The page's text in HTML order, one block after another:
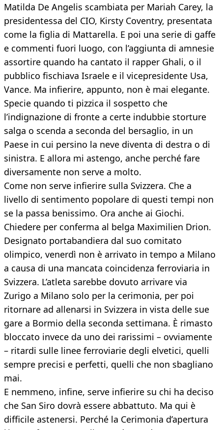
Matilda De Angelis scambiata per Mariah Carey, la
presidentessa del CIO, Kirsty Coventry, presentata
come la figlia di Mattarella. E poi una serie di gaffe
e commenti fuori luogo, con l’aggiunta di amnesie
assortire quando ha cantato il rapper Ghali, o il
pubblico fischiava Israele e il vicepresidente Usa,
Vance. Ma infierire, appunto, non è mai elegante.
Specie quando ti pizzica il sospetto che
l’indignazione di fronte a certe indubbie storture
salga o scenda a seconda del bersaglio, in un
Paese in cui persino la neve diventa di destra o di
sinistra. E allora mi astengo, anche perché fare
diversamente non serve a molto.
Come non serve infierire sulla Svizzera. Che a
livello di sentimento popolare di questi tempi non
se la passa benissimo. Ora anche ai Giochi.
Chiedere per conferma al belga Maximilien Drion.
Designato portabandiera dal suo comitato
olimpico, venerdì non è arrivato in tempo a Milano
a causa di una mancata coincidenza ferroviaria in
Svizzera. L’atleta sarebbe dovuto arrivare via
Zurigo a Milano solo per la cerimonia, per poi
ritornare ad allenarsi in Svizzera in vista delle sue
gare a Bormio della seconda settimana. È rimasto
bloccato invece da uno dei rarissimi – ovviamente
– ritardi sulle linee ferroviarie degli elvetici, quelli
sempre precisi e perfetti, quelli che non sbagliano
mai.
E nemmeno, infine, serve infierire su chi ha deciso
che San Siro dovrà essere abbattuto. Ma qui è
difficile astenersi. Perché la Cerimonia d’apertura